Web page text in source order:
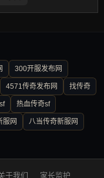
300开服发布网
4571传奇发布网 找传奇
热血传奇sf
服网 八当传奇新服网
于我们 家长监护